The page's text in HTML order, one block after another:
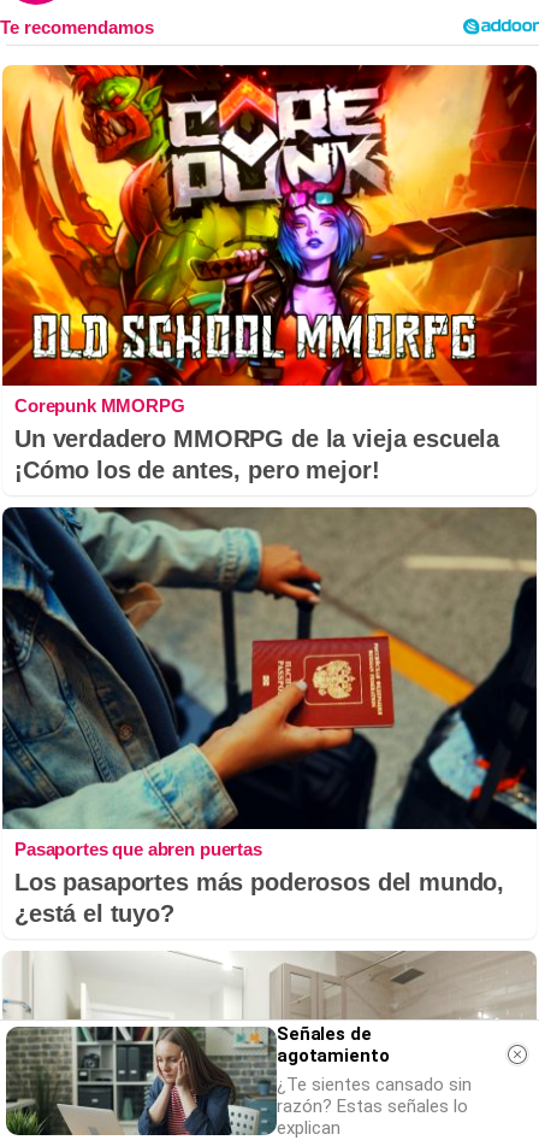
Corepunk MMORPG
Un verdadero MMORPG de la vieja escuela
¡Cómo los de antes, pero mejor!
Pasaportes que abren puertas
Los pasaportes más poderosos del mundo,
¿está el tuyo?
Señales de
agotamiento
¿Te sientes cansado sin
razón? Estas señales lo
explican